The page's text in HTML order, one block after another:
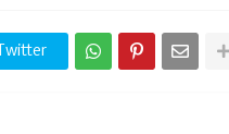
Twitter